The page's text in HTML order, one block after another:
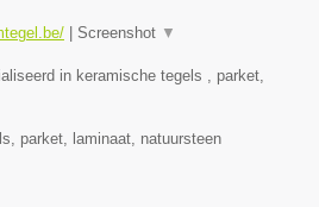
Screenshot ▼
in keramische tegels , parket,
parket, laminaat, natuursteen